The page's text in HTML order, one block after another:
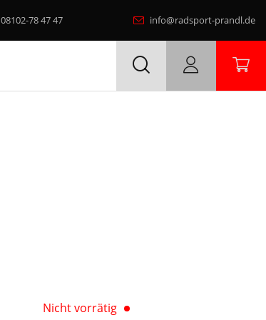
08102-78 47 47 info@radsport-prandl.de
Nicht vorrätig